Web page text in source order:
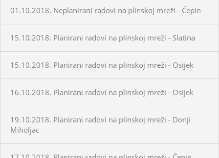
01.10.2018. Neplanirani radovi na plinskoj mreži - Čepin
15.10.2018. Planirani radovi na plinskoj mreži - Slatina
15.10.2018. Planirani radovi na plinskoj mreži - Osijek
16.10.2018. Planirani radovi na plinskoj mreži - Osijek
19.10.2018. Planirani radovi na plinskoj mreži - Donji
Miholjac